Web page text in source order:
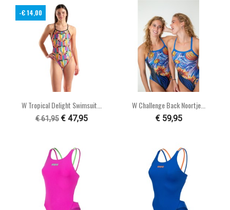
W Tropical Delight Swimsuit...
€ 61,95 € 47,95
-€ 14,00
W Challenge Back Noortje...
€ 59,95